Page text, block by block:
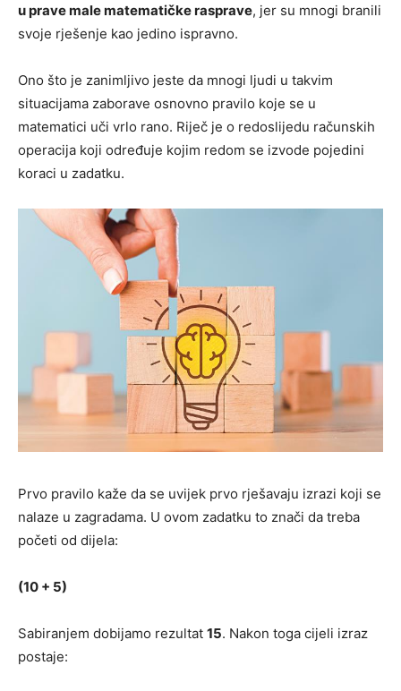
u prave male matematičke rasprave, jer su mnogi branili
svoje rješenje kao jedino ispravno.
Ono što je zanimljivo jeste da mnogi ljudi u takvim
situacijama zaborave osnovno pravilo koje se u
matematici uči vrlo rano. Riječ je o redoslijedu računskih
operacija koji određuje kojim redom se izvode pojedini
koraci u zadatku.
Prvo pravilo kaže da se uvijek prvo rješavaju izrazi koji se
nalaze u zagradama. U ovom zadatku to znači da treba
početi od dijela:
(10 + 5)
Sabiranjem dobijamo rezultat 15. Nakon toga cijeli izraz
postaje: